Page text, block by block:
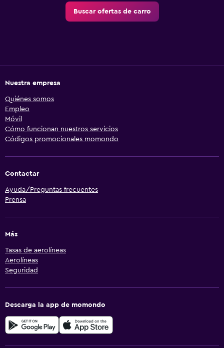
Buscar ofertas de carro
Nuestra empresa
Quiénes somos
Empleo
Móvil
Cómo funcionan nuestros servicios
Códigos promocionales momondo
Contactar
Ayuda/Preguntas frecuentes
Prensa
Más
Tasas de aerolíneas
Aerolíneas
Seguridad
Descarga la app de momondo